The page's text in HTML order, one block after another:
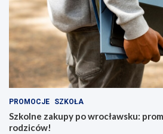
PROMOCJE SZKOŁA
Szkolne zakupy po wrocławsku:
rodziców!